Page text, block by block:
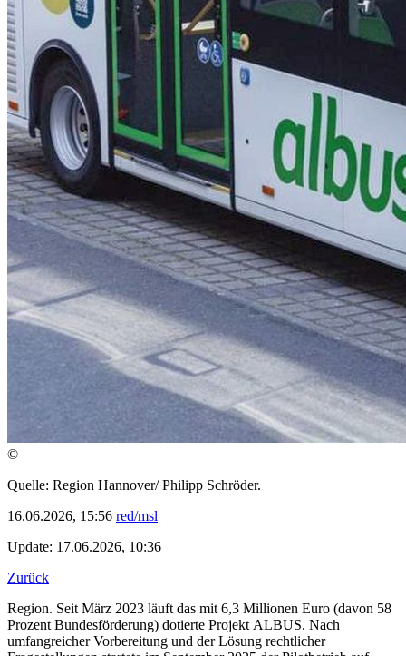
©
Quelle: Region Hannover/ Philipp Schröder.
16.06.2026, 15:56 red/msl
Update: 17.06.2026, 10:36
Zurück
Region. Seit März 2023 läuft das mit 6,3 Millionen Euro (davon 58
Prozent Bundesförderung) dotierte Projekt ALBUS. Nach
umfangreicher Vorbereitung und der Lösung rechtlicher